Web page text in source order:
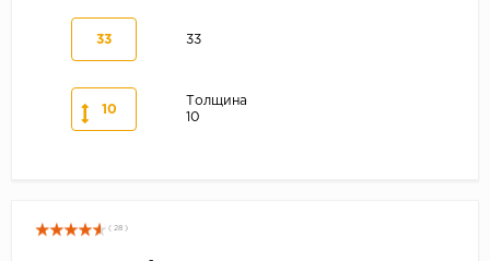
33 33
10
Толщина
10
( 28 )